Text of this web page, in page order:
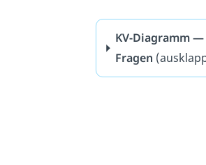
KV-Diagramm
Fragen